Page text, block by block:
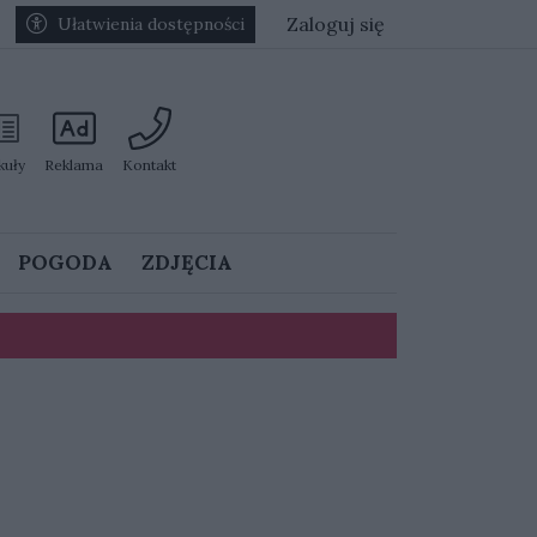
Ułatwienia dostępności Zaloguj się
Reklama Kontakt
POGODA ZDJĘCIA